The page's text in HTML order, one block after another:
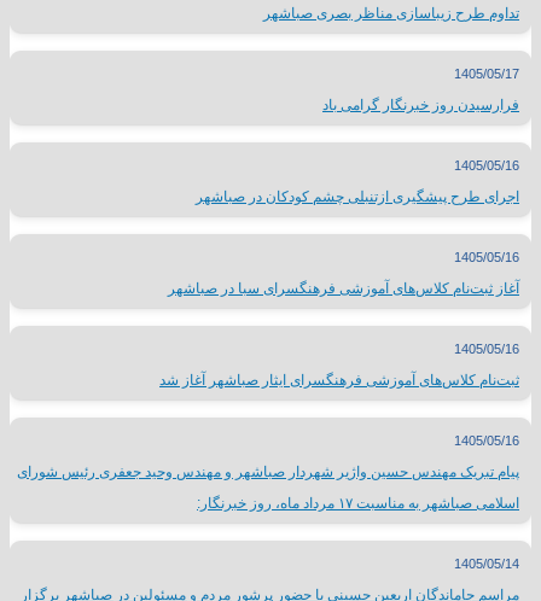
تداوم طرح زیباسازی مناظر بصری صباشهر
1405/05/17
فرارسیدن روز خبرنگار گرامی باد
1405/05/16
اجرای طرح پیشگیری ازتنبلی چشم کودکان در صباشهر
1405/05/16
آغاز ثبت‌نام کلاس‌های آموزشی فرهنگسرای سبا در صباشهر
1405/05/16
ثبت‌نام کلاس‌های آموزشی فرهنگسرای ایثار صباشهر آغاز شد
1405/05/16
پیام تبریک مهندس حسین واژیر شهردار صباشهر و مهندس وحید جعفری رئیس شورای
اسلامی صباشهر به مناسبت ۱۷ مرداد ماه، روز خبرنگار:
1405/05/14
مراسم جاماندگان اربعین حسینی با حضور پرشور مردم و مسئولین در صباشهر برگزار